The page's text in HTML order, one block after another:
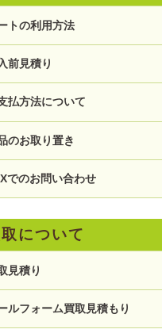
トの利用方法
前見積り
払方法について
のお取り置き
でのお問い合わせ
について
見積り
ルフォーム買取見積もり